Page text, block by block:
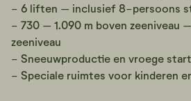
- 6 liften – inclusief 8-persoons
- 730 – 1.090 m boven zeeniveau
zeeniveau
- Sneeuwproductie en vroege
- Speciale ruimtes voor kinderen